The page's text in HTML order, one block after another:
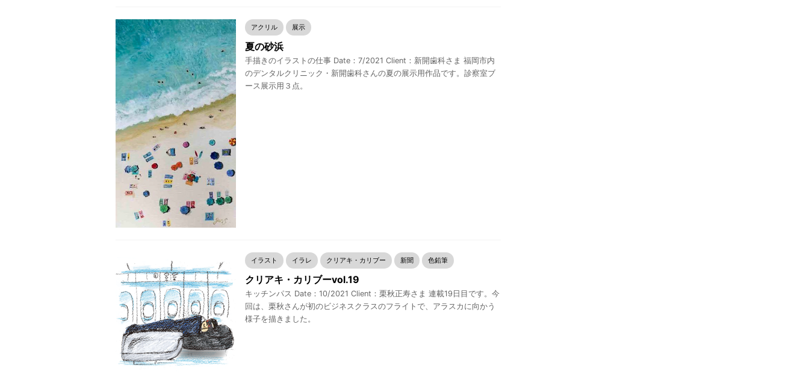
アクリル 展示
夏の砂浜
手描きのイラストの仕事 Date：7/2021 Client：新開歯科さま 福岡市内
のデンタルクリニック・新開歯科さんの夏の展示用作品です。診察室ブ
ース展示用３点。
イラスト イラレ クリアキ・カリブー 新聞 色鉛筆
クリアキ・カリブーvol.19
キッチンパス Date：10/2021 Client：栗秋正寿さま 連載19日目です。今
回は、栗秋さんが初のビジネスクラスのフライトで、アラスカに向かう
様子を描きました。